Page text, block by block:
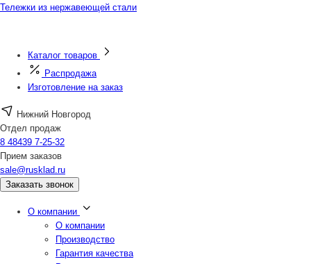
Тележки из нержавеющей стали
Каталог товаров
Распродажа
Изготовление на заказ
Нижний Новгород
Отдел продаж
8 48439 7-25-32
Прием заказов
sale@rusklad.ru
Заказать звонок
О компании
О компании
Производство
Гарантия качества